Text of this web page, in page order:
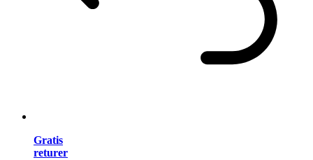
Gratis
returer